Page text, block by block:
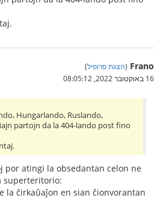
Frano
(הצגת פרופיל)
16 באוקטובר 2022, 08:05:12
Hungarlando, Ruslando,
partojn da la 404-lando post fino
por atingi la obsedantan celon ne
superteritorio:
la ĉirkaŭaĵon en sian ĉionvorantan